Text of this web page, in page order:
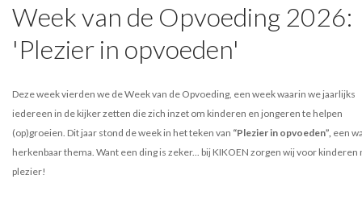
Week van de Opvoeding 2026:
'Plezier in opvoeden'
Deze week vierden we de Week van de Opvoeding, een week waarin we jaarlijks
iedereen in de kijker zetten die zich inzet om kinderen en jongeren te helpen
(op)groeien. Dit jaar stond de week in het teken van “Plezier in opvoeden”, een
herkenbaar thema. Want een ding is zeker... bij KIKOEN zorgen wij voor kinderen
plezier!